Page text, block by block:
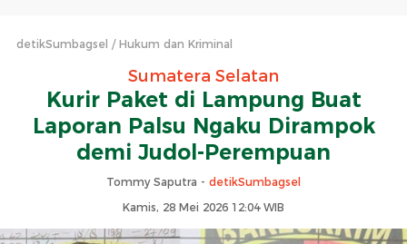
detikSumbagsel Hukum dan Kriminal
Sumatera Selatan
Kurir Paket di Lampung Buat
Laporan Palsu Ngaku Dirampok
demi Judol-Perempuan
Tommy Saputra - detikSumbagsel
Kamis, 28 Mei 2026 12:04 WIB